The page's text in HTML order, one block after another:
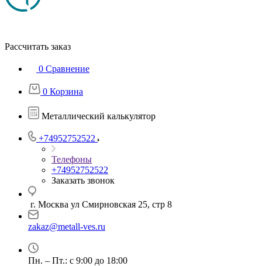
Рассчитать заказ
0 Сравнение
0 Корзина
Металлический калькулятор
+74952752522
Телефоны
+74952752522
Заказать звонок
г. Москва ул Смирновская 25, стр 8
zakaz@metall-ves.ru
Пн. – Пт.: с 9:00 до 18:00